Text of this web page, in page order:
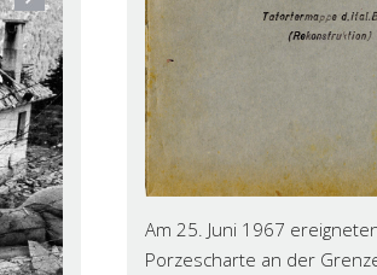
Am 25. Juni 1967
Porzescharte an der